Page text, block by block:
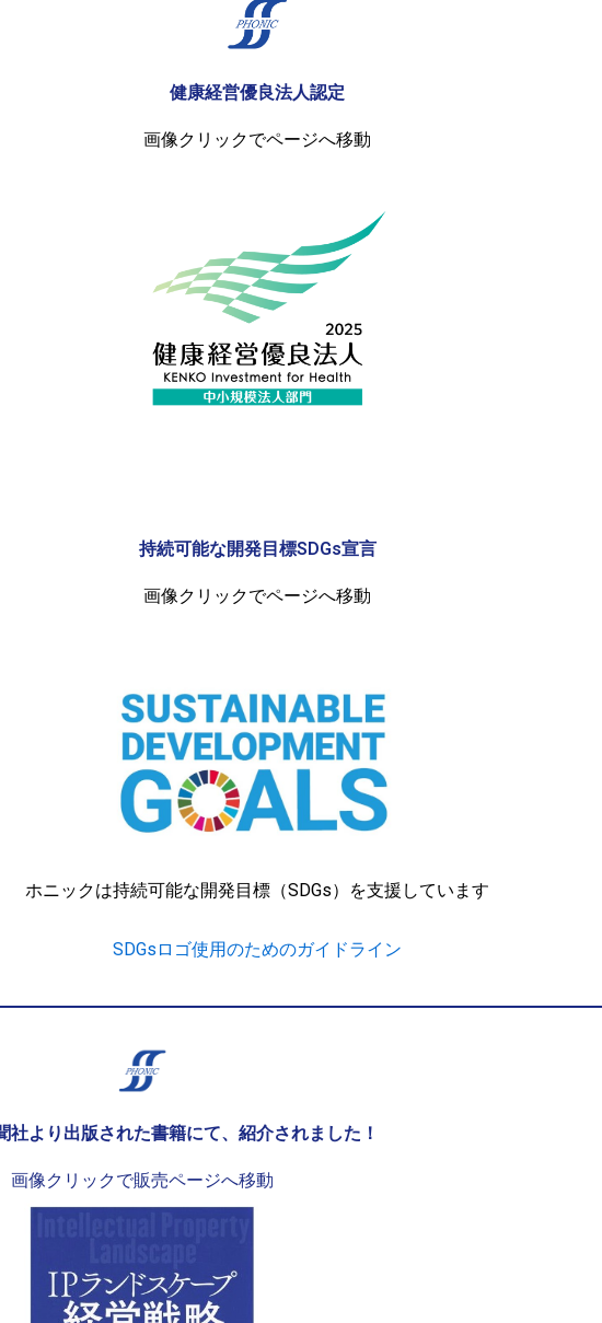
健康経営優良法人認定
画像クリックでページへ移動
持続可能な開発目標SDGs宣言
画像クリックでページへ移動
ホニックは持続可能な開発目標（SDGs）を支援しています
SDGsロゴ使用のためのガイドライン
社より出版された書籍にて、紹介されました！
画像クリックで販売ページへ移動